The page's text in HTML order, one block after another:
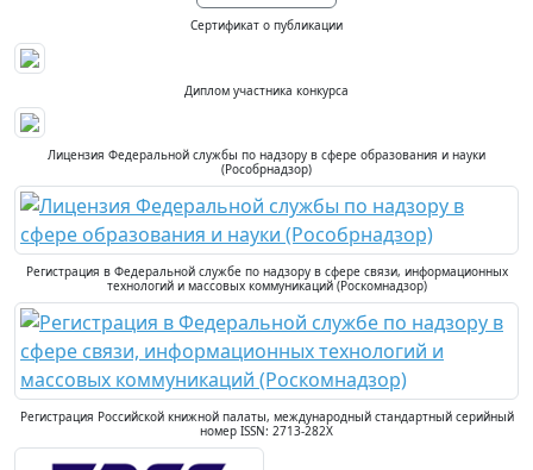
Сертификат о публикации
Диплом участника конкурса
Лицензия Федеральной службы по надзору в сфере образования и науки
(Рособрнадзор)
Регистрация в Федеральной службе по надзору в сфере связи, информационных
технологий и массовых коммуникаций (Роскомнадзор)
Регистрация Российской книжной палаты, международный стандартный серийный
номер ISSN: 2713-282X